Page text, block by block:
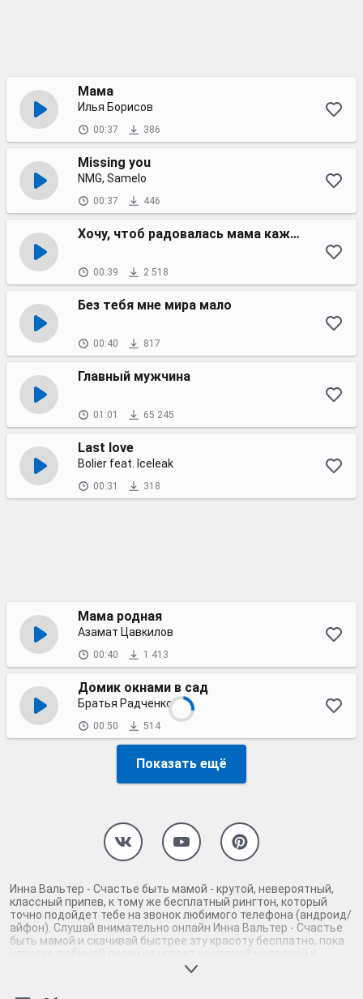
Мама
Илья Борисов
00:37 386
Missing you
NMG, Samelo
00:37 446
Хочу, чтоб радовалась мама каждый день
00:39 2 518
Без тебя мне мира мало
00:40 817
Главный мужчина
01:01 65 245
Last love
Bolier feat. Iceleak
00:31 318
Мама родная
Азамат Цавкилов
00:40 1 413
Домик окнами в сад
Братья Радченко
00:50 514
Показать ещё
Инна Вальтер - Счастье быть мамой - крутой, невероятный,
классный припев, к тому же бесплатный рингтон, который
точно подойдет тебе на звонок любимого телефона (андроид/
айфон). Слушай внимательно онлайн Инна Вальтер - Счастье
быть мамой и скачивай быстрее эту красоту бесплатно, пока
нарезка любимой песни не играет шикарной мелодией у
каждого второго на звонке. Будь первым, кто скачает